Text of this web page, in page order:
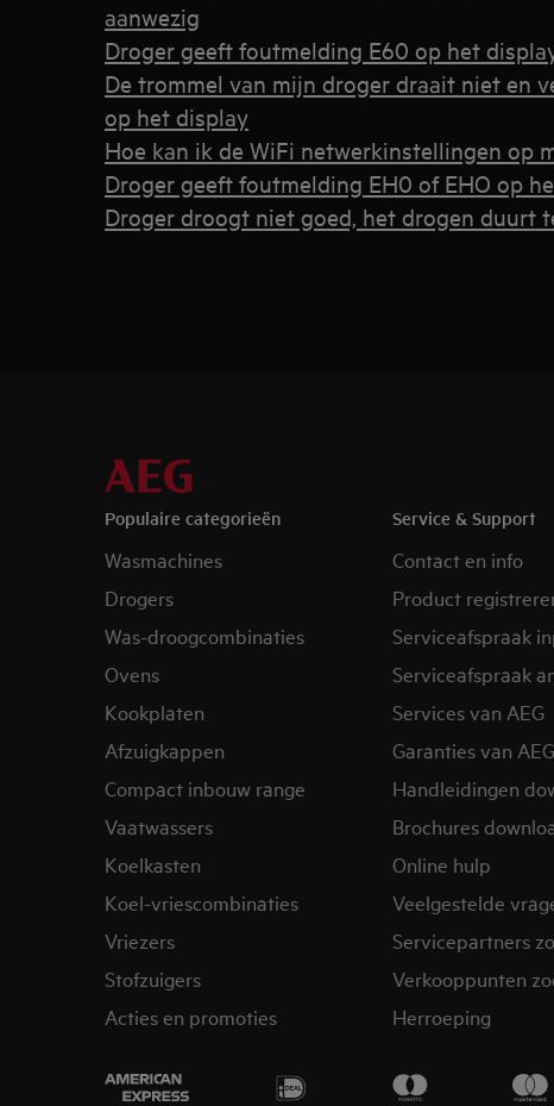
aanwezig
Droger geeft foutmelding E60 op het
De trommel van mijn droger draait niet en
op het display
Hoe kan ik de WiFi netwerkinstellingen op
Droger geeft foutmelding EH0 of EHO op
Droger droogt niet goed, het drogen duurt
Populaire categorieën
Wasmachines
Drogers
Was-droogcombinaties
Ovens
Kookplaten
Afzuigkappen
Compact inbouw range
Vaatwassers
Koelkasten
Koel-vriescombinaties
Vriezers
Stofzuigers
Acties en promoties
Service & Support
Contact en info
Product
Serviceafspraak
Serviceafspraak
Services van AEG
Garanties van AEG
Handleidingen
Brochures
Online hulp
Veelgestelde
Servicepartners
Verkooppunten
Herroeping